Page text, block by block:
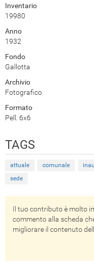
Inventario
19980
Anno
1932
Fondo
Gallotta
Archivio
Fotografico
Formato
Pell. 6x6
TAGS
attuale comunale
sede
Il tuo contributo è molto
commento alla scheda
migliorare il contenuto